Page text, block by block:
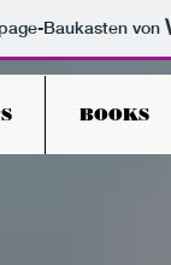
Baukasten von
BOOKS